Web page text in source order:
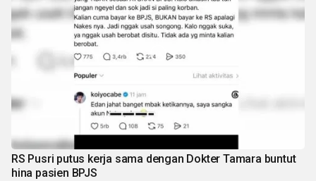
RS Pusri putus kerja sama dengan Dokter Tamara buntut
hina pasien BPJS